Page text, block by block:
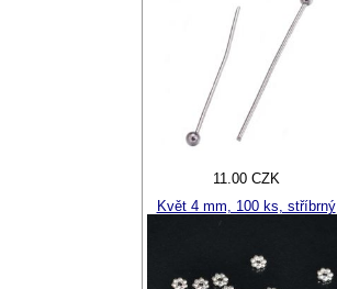
11.00 CZK
Květ 4 mm, 100 ks, stříbrný